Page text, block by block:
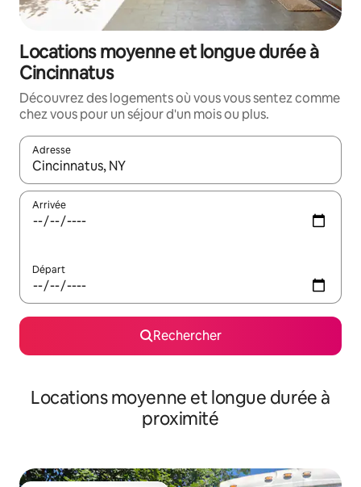
Locations moyenne et longue durée à
Cincinnatus
Découvrez des logements où vous vous sentez comme
chez vous pour un séjour d'un mois ou plus.
Adresse
Lorsque les résultats s'affichent, utilisez les flèches vers le
Arrivée
Départ
Rechercher
Locations moyenne et longue durée à
proximité